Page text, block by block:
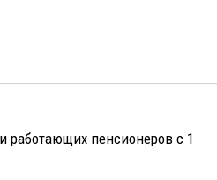
работающих пенсионеров с 1